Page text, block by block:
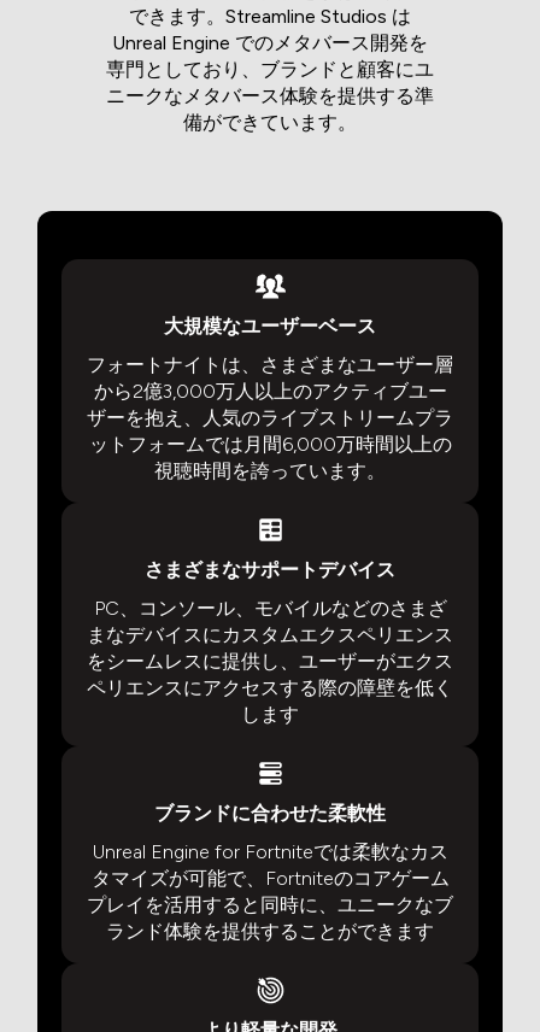
できます。Streamline Studios は
Unreal Engine でのメタバース開発を
専門としており、ブランドと顧客にユ
ニークなメタバース体験を提供する準
備ができています。
大規模なユーザーベース
フォートナイトは、さまざまなユーザー層
から2億3,000万人以上のアクティブユー
ザーを抱え、人気のライブストリームプラ
ットフォームでは月間6,000万時間以上の
視聴時間を誇っています。
さまざまなサポートデバイス
PC、コンソール、モバイルなどのさまざ
まなデバイスにカスタムエクスペリエンス
をシームレスに提供し、ユーザーがエクス
ペリエンスにアクセスする際の障壁を低く
します
ブランドに合わせた柔軟性
Unreal Engine for Fortniteでは柔軟なカス
タマイズが可能で、Fortniteのコアゲーム
プレイを活用すると同時に、ユニークなブ
ランド体験を提供することができます